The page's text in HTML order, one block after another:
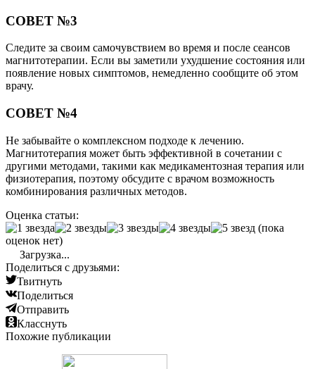
СОВЕТ №3
Следите за своим самочувствием во время и после сеансов
магнитотерапии. Если вы заметили ухудшение состояния или
появление новых симптомов, немедленно сообщите об этом
врачу.
СОВЕТ №4
Не забывайте о комплексном подходе к лечению.
Магнитотерапия может быть эффективной в сочетании с
другими методами, такими как медикаментозная терапия или
физиотерапия, поэтому обсудите с врачом возможность
комбинирования различных методов.
Оценка статьи:
(пока
оценок нет)
Загрузка...
Поделиться с друзьями:
Твитнуть
Поделиться
Отправить
Класснуть
Похожие публикации